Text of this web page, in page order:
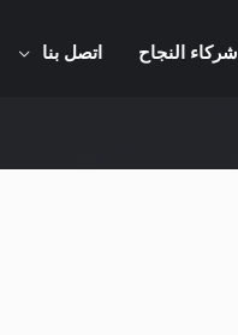
شركاء النجاح اتصل بنا